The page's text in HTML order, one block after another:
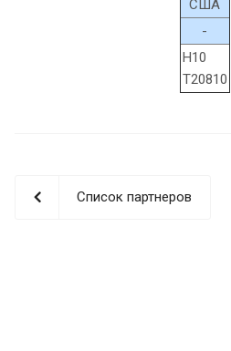
США
-
H10
T20810
Список партнеров